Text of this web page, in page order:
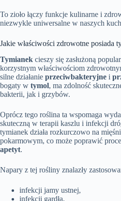
To zioło łączy funkcje kulinarne i
niezwykle uniwersalne w naszych
Jakie właściwości zdrowotne posiada
Tymianek cieszy się zasłużoną
korzystnym właściwościom
silne działanie przeciwbakteryjne i
bogaty w tymol, ma zdolność
bakterii, jak i grzybów.
Oprócz tego roślina ta wspomaga
skuteczną w terapii kaszlu i infekcji
tymianek działa rozkurczowo na
pokarmowym, co może poprawić
apetyt.
Napary z tej rośliny znalazły
infekcji jamy ustnej,
infekcji gardła,